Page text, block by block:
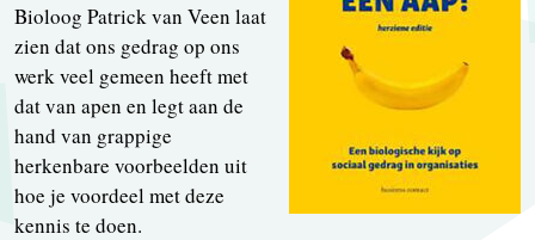
Bioloog Patrick van Veen laat
zien dat ons gedrag op ons
werk veel gemeen heeft met
dat van apen en legt aan de
hand van grappige
herkenbare voorbeelden uit
hoe je voordeel met deze
kennis te doen.